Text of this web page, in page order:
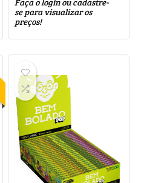
se para visualizar os
preços!